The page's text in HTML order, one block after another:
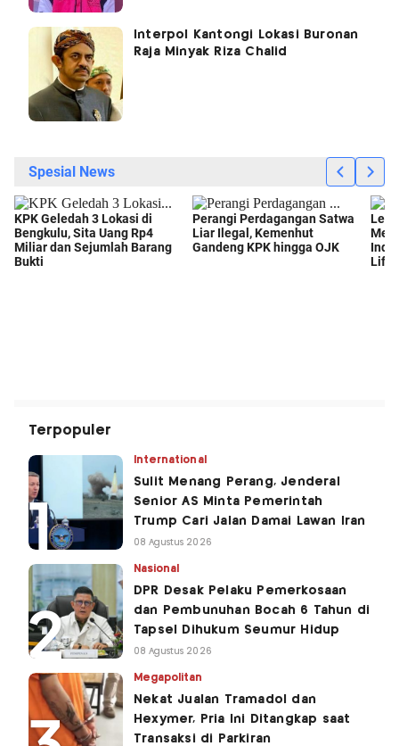
Interpol Kantongi Lokasi Buronan
Raja Minyak Riza Chalid
Terpopuler
International
Sulit Menang Perang, Jenderal
Senior AS Minta Pemerintah
Trump Cari Jalan Damai Lawan Iran
08 Agustus 2026
Nasional
DPR Desak Pelaku Pemerkosaan
dan Pembunuhan Bocah 6 Tahun di
Tapsel Dihukum Seumur Hidup
08 Agustus 2026
Megapolitan
Nekat Jualan Tramadol dan
Hexymer, Pria Ini Ditangkap saat
Transaksi di Parkiran